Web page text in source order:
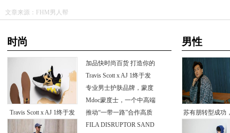
文章来源：FHM男人帮
时尚
TravisScottxAJ1终于发
售，Y
加品快时尚百货打造你的
专属创
TravisScottxAJ1终于发
售，Y
专业男士护肤品牌，蒙度
士载誉14
Mdoc蒙度士，一个中高端
的韩国男
推动“一带一路”合作高质
量发展
FILADISRUPTORSAND
男性
苏有朋转型成功
爆棚，这